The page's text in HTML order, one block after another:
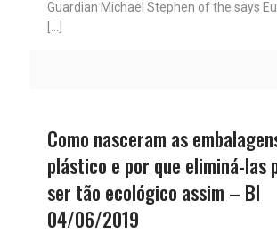
Guardian Michael Stephen of the says
Como nasceram as
plástico e por que eliminá-las
ser tão ecológico assim – BI
04/06/2019